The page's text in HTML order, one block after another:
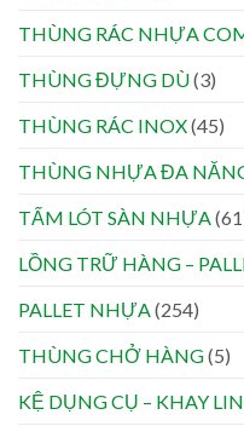
THÙNG RÁC NHỰA
THÙNG ĐỰNG DÙ(3)
THÙNG RÁC INOX(45)
THÙNG NHỰA ĐA
TẤM LÓT SÀN NHỰA
LỒNG TRỮ HÀNG –
PALLET NHỰA (254)
THÙNG CHỞ HÀNG(5)
KỆ DỤNG CỤ – KHAY